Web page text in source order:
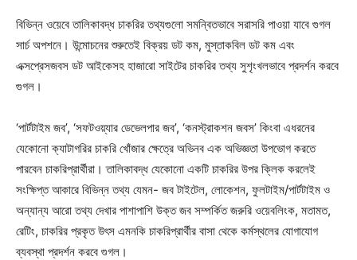
বিভিন্ন ওয়েবে তালিকাবদ্ধ চাকরির তথ্যগুলো সমন্বিতভাবে সরাসরি পাওয়া যাবে গুগল
সার্চ অপশনে। উন্মোচনের শুরুতেই বিক্রয় ডট কম, মুস্তাকবিল ডট কম এবং
এক্সপ্রেসজবস ডট আইকেসহ হাজারো সাইটের চাকরির তথ্য সুশৃংখলভাবে প্রদর্শন করবে
গুগল।
‘পার্টটাইম জব’, ‘সফটওয়্যার ডেভেলপার জব’, ‘কনস্ট্রাকশন জবস’ কিংবা এধরনের
যেকোনো ক্যাটাগরির চাকরি খোঁজার ক্ষেত্রে অভিনব এক অভিজ্ঞতা উপভোগ করতে
পারবেন চাকরিপ্রার্থীরা। তালিকাবদ্ধ যেকোনো একটি চাকরির উপর ক্লিক করলেই
সংক্ষিপ্ত আকারে বিভিন্ন তথ্য যেমন- জব টাইটেল, লোকেশন, ফুলটাইম/পার্টটাইম ও
অন্যান্য আরো তথ্য দেখার পাশাপাশি উক্ত জব সম্পর্কিত জরুরি ওয়েবলিংক, মতামত,
রেটিং, চাকরির প্রকৃত উৎস এমনকি চাকরিপ্রার্থীর বাসা থেকে কর্মস্থলের যোগাযোগ
ব্যবস্থা প্রদর্শন করবে গুগল।